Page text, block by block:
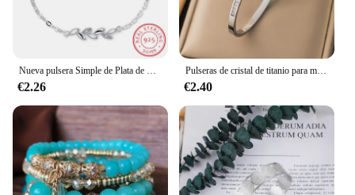
€2.26
Pulseras de cristal de titanio para mujer, brazaletes de acero inoxidable, joyería femenina, regalo
€2.40